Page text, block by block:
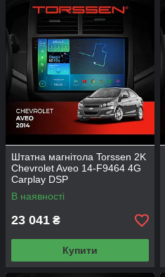
Штатна магнітола Torssen 2K
Chevrolet Aveo 14-F9464 4G
Carplay DSP
В наявності
23 041 ₴
Купити